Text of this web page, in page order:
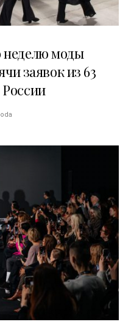
моды
заявок из 63